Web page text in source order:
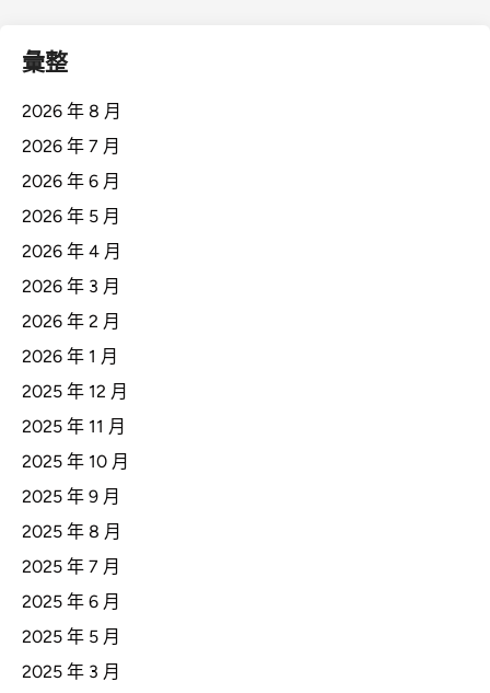
彙整
2026 年 8 月
2026 年 7 月
2026 年 6 月
2026 年 5 月
2026 年 4 月
2026 年 3 月
2026 年 2 月
2026 年 1 月
2025 年 12 月
2025 年 11 月
2025 年 10 月
2025 年 9 月
2025 年 8 月
2025 年 7 月
2025 年 6 月
2025 年 5 月
2025 年 3 月